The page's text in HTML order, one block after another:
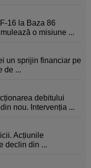
16 la Baza 86
o misiune ...
un sprijin financiar pe
de ...
debitului
nou. Intervenția ...
Acțiunile
declin din ...